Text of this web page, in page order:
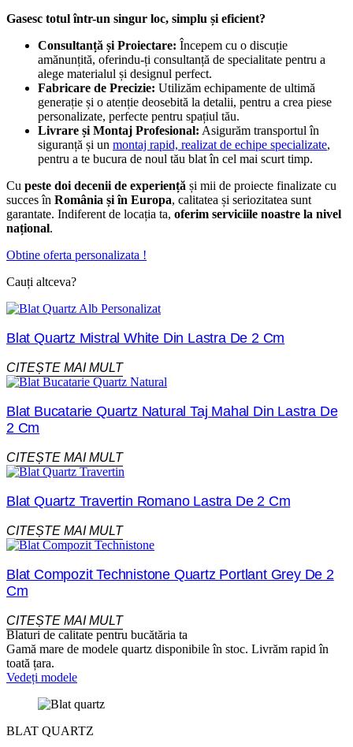
Gasesc totul într-un singur loc, simplu și eficient?
Consultanță și Proiectare: Începem cu o discuție
amănunțită, oferindu-ți consultanță de specialitate pentru a
alege materialul și designul perfect.
Fabricare de Precizie: Utilizăm echipamente de ultimă
generație și o atenție deosebită la detalii, pentru a crea piese
personalizate, perfecte pentru spațiul tău.
Livrare și Montaj Profesional: Asigurăm transportul în
siguranță și un montaj rapid, realizat de echipe specializate,
pentru a te bucura de noul tău blat în cel mai scurt timp.
Cu peste doi decenii de experiență și mii de proiecte finalizate cu
succes în România și în Europa, calitatea și seriozitatea sunt
garantate. Indiferent de locația ta, oferim serviciile noastre la nivel
național.
Obtine oferta personalizata !
Cauți altceva?
Blat Quartz Mistral White Din Lastra De 2 Cm
CITEȘTE MAI MULT
Blat Bucatarie Quartz Natural Taj Mahal Din Lastra De
2 Cm
CITEȘTE MAI MULT
Blat Quartz Travertin Romano Lastra De 2 Cm
CITEȘTE MAI MULT
Blat Compozit Technistone Quartz Portlant Grey De 2
Cm
CITEȘTE MAI MULT
Blaturi de calitate pentru bucătăria ta
Gamă mare de modele quartz disponibile în stoc. Livrăm rapid în
toată țara.
Vedeți modele
BLAT QUARTZ